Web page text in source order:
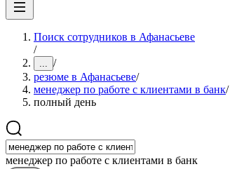
Поиск сотрудников в Афанасьеве
/
... /
резюме в Афанасьеве/
менеджер по работе с клиентами в банк/
полный день
менеджер по работе с клиентами в банк